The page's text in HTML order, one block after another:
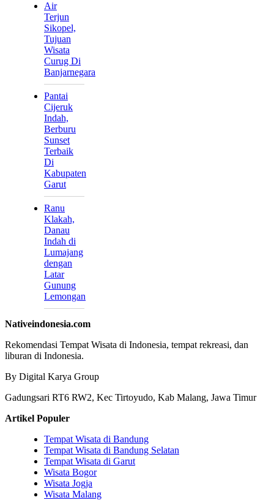
Air
Terjun
Sikopel,
Tujuan
Wisata
Curug Di
Banjarnegara
Pantai
Cijeruk
Indah,
Berburu
Sunset
Terbaik
Di
Kabupaten
Garut
Ranu
Klakah,
Danau
Indah di
Lumajang
dengan
Latar
Gunung
Lemongan
Nativeindonesia.com
Rekomendasi Tempat Wisata di Indonesia, tempat rekreasi, dan
liburan di Indonesia.
By Digital Karya Group
Gadungsari RT6 RW2, Kec Tirtoyudo, Kab Malang, Jawa Timur
Artikel Populer
Tempat Wisata di Bandung
Tempat Wisata di Bandung Selatan
Tempat Wisata di Garut
Wisata Bogor
Wisata Jogja
Wisata Malang